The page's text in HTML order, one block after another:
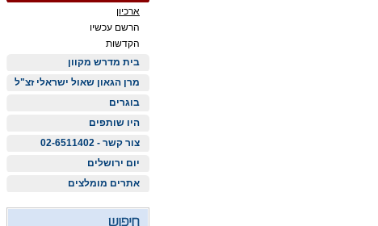
ארכיון
הרשם עכשיו
הקדשות
בית מדרש מקוון
מרן הגאון שאול ישראלי זצ"ל
בוגרים
היו שותפים
צור קשר - 02-6511402
יום ירושלים
אתרים מומלצים